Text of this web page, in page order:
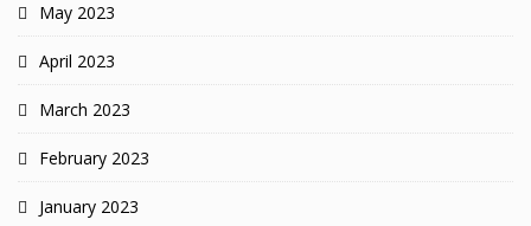
May 2023
April 2023
March 2023
February 2023
January 2023